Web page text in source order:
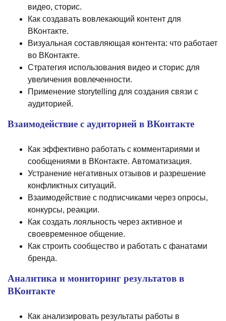
видео, сторис.
Как создавать вовлекающий контент для
ВКонтакте.
Визуальная составляющая контента: что работает
во ВКонтакте.
Стратегия использования видео и сторис для
увеличения вовлеченности.
Применение storytelling для создания связи с
аудиторией.
Взаимодействие с аудиторией в ВКонтакте
Как эффективно работать с комментариями и
сообщениями в ВКонтакте. Автоматизация.
Устранение негативных отзывов и разрешение
конфликтных ситуаций.
Взаимодействие с подписчиками через опросы,
конкурсы, реакции.
Как создать лояльность через активное и
своевременное общение.
Как строить сообщество и работать с фанатами
бренда.
Аналитика и мониторинг результатов в
ВКонтакте
Как анализировать результаты работы в